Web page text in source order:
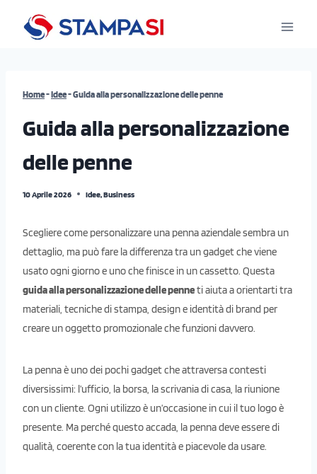
Home-Idee-Guida alla personalizzazione delle penne
Guida alla personalizzazione
delle penne
10 Aprile 2026 Idee,Business
Scegliere come personalizzare una penna aziendale sembra un
dettaglio, ma può fare la differenza tra un gadget che viene
usato ogni giorno e uno che finisce in un cassetto. Questa
guida alla personalizzazione delle penneti aiuta a orientarti tra
materiali, tecniche di stampa, design e identità di brand per
creare un oggetto promozionale che funzioni davvero.
La penna è uno dei pochi gadget che attraversa contesti
diversissimi: l’ufficio, la borsa, la scrivania di casa, la riunione
con un cliente. Ogni utilizzo è un’occasione in cui il tuo logo è
presente. Ma perché questo accada, la penna deve essere di
qualità, coerente con la tua identità e piacevole da usare.